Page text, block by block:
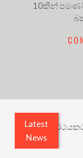
10කින් පමණ
Latest
News
වෙනත්